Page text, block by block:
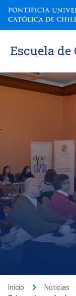
Escuela de
Inicio keyboard_arrow_right Noticias